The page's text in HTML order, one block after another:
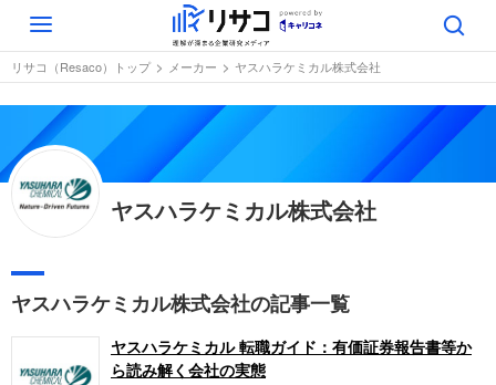
Toggle
navigation
リサコ（Resaco）トップ メーカー ヤスハラケミカル株式会社
ヤスハラケミカル株式会社
ヤスハラケミカル株式会社の記事一覧
ヤスハラケミカル 転職ガイド：有価証券報告書等か
ら読み解く会社の実態